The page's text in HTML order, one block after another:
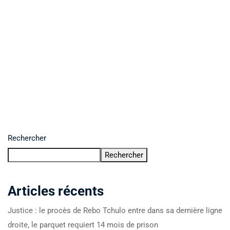
Rechercher
Rechercher
Articles récents
Justice : le procès de Rebo Tchulo entre dans sa dernière ligne
droite, le parquet requiert 14 mois de prison